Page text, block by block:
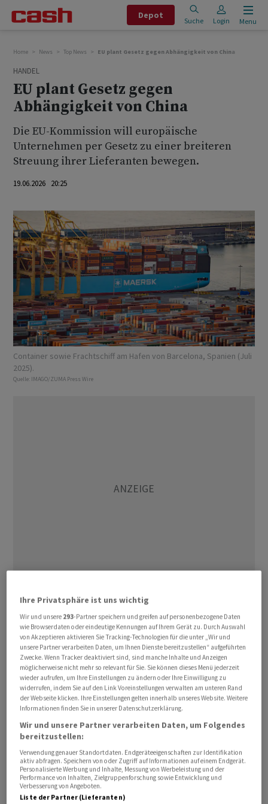
Depot
Suche Login Menu
Home News Top News EU plant Gesetz gegen Abhängigkeit von China
HANDEL
EU plant Gesetz gegen
Abhängigkeit von China
Die EU-Kommission will europäische
Unternehmen per Gesetz zu einer breiteren
Streuung ihrer Lieferanten bewegen.
19.06.2026 20:25
Container sowie Frachtschiff am Hafen von Barcelona, Spanien (Juli
2025).
Quelle: IMAGO/ZUMA Press Wire
Damit soll die Abhängigkeit ‌von einzelnen ⁠Ländern wie
China verringert werden, kündigte
Kommissionspräsidentin Ursula von der Leyen ⁠am
Freitag nach einem EU-Gipfel in Brüssel an.
Unternehmen würden ihre Risiken bislang zu ‌langsam
abbauen, weshalb ein entsprechender
Gesetzesvorschlag notwendig sei.
Freitag darauf geeinigt, einen Dialog mit den
wichtigsten Handelspartnern der Union über
Wettbewerbsverzerrungen zu führen. Im Fokus stand
China, auch wenn das Land in den Gipfel-
Schlussfolgerungen nicht namentlich genannt wurde.
Ihre Privatsphäre ist uns wichtig
Wir und unsere 293-Partner speichern und greifen auf personenbezogene Daten
wie Browserdaten oder eindeutige Kennungen auf Ihrem Gerät zu. Durch Auswahl
von Akzeptieren aktivieren Sie Tracking-Technologien für die unter „Wir und
unsere Partner verarbeiten Daten, um Ihnen Dienste bereitzustellen“ aufgeführten
Zwecke. Wenn Tracker deaktiviert sind, sind manche Inhalte und Anzeigen
möglicherweise nicht mehr so relevant für Sie. Sie können dieses Menü jederzeit
wieder aufrufen, um Ihre Einstellungen zu ändern oder Ihre Einwilligung zu
widerrufen, indem Sie auf den Link Voreinstellungen verwalten am unteren Rand
der Webseite klicken. Ihre Einstellungen gelten innerhalb unseres Website. Weitere
Informationen finden Sie in unserer Datenschutzerklärung.
Wir und unsere Partner verarbeiten Daten, um Folgendes
bereitzustellen:
Verwendung genauer Standortdaten. Endgeräteeigenschaften zur Identifikation
aktiv abfragen. Speichern von oder Zugriff auf Informationen auf einem Endgerät.
Personalisierte Werbung und Inhalte, Messung von Werbeleistung und der
Performance von Inhalten, Zielgruppenforschung sowie Entwicklung und
Verbesserung von Angeboten.
Liste der Partner (Lieferanten)